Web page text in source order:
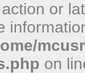
action or
on